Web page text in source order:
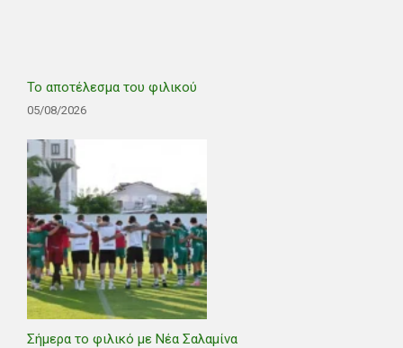
Το αποτέλεσμα του φιλικού
05/08/2026
Σήμερα το φιλικό με Νέα Σαλαμίνα